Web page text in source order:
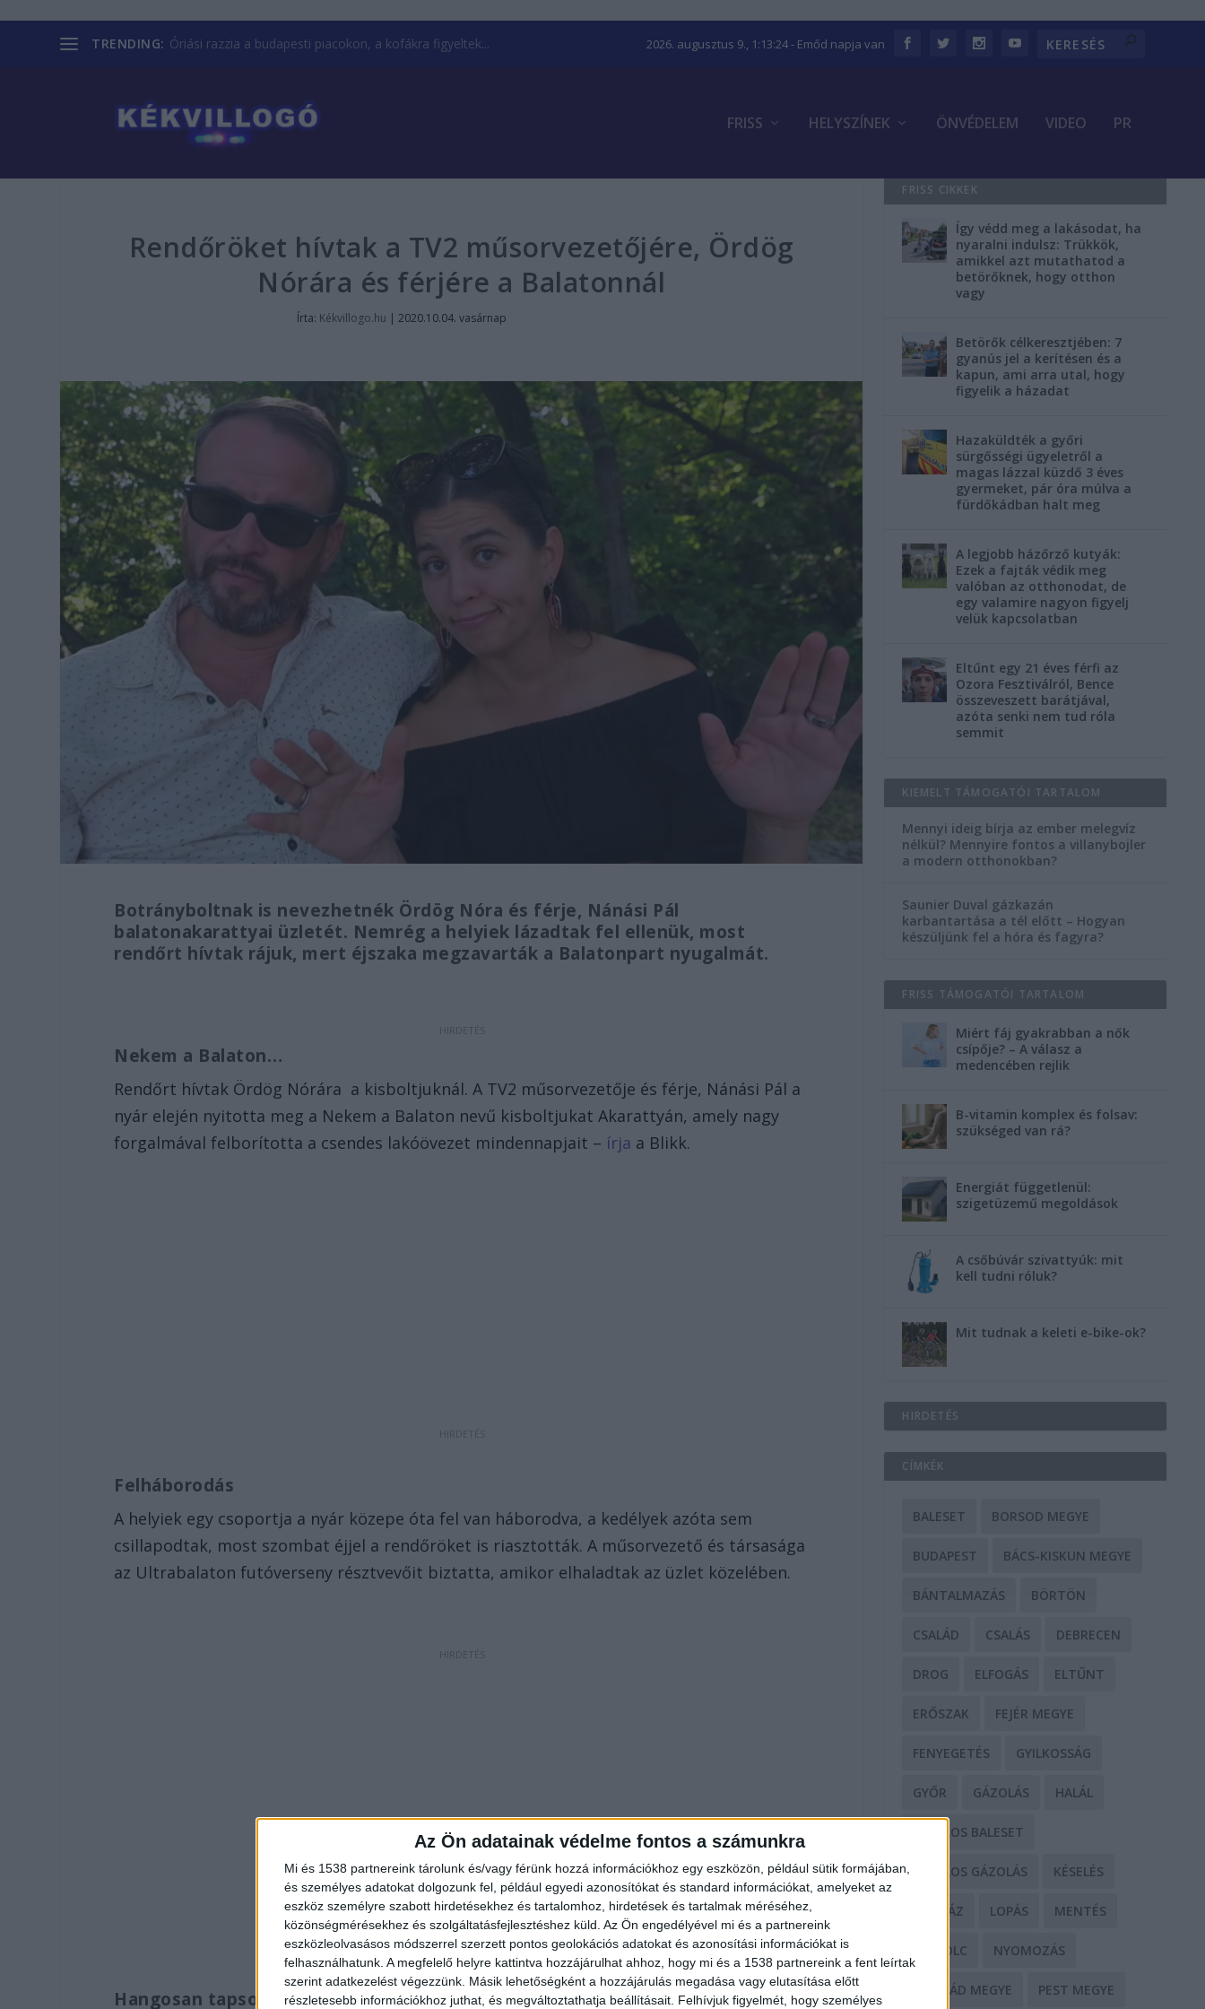
Az Ön adatainak védelme fontos a számunkra
Mi és 1538 partnereink tárolunk és/vagy férünk hozzá információkhoz egy eszközön, például sütik formájában,
és személyes adatokat dolgozunk fel, például egyedi azonosítókat és standard információkat, amelyeket az
eszköz személyre szabott hirdetésekhez és tartalomhoz, hirdetések és tartalmak méréséhez,
közönségmérésekhez és szolgáltatásfejlesztéshez küld. Az Ön engedélyével mi és a partnereink
eszközleolvasásos módszerrel szerzett pontos geolokációs adatokat és azonosítási információkat is
felhasználhatunk. A megfelelő helyre kattintva hozzájárulhat ahhoz, hogy mi és a 1538 partnereink a fent leírtak
szerint adatkezelést végezzünk. Másik lehetőségként a hozzájárulás megadása vagy elutasítása előtt
részletesebb információkhoz juthat, és megváltoztathatja beállításait. Felhívjuk figyelmét, hogy személyes
TRENDING: Óriási razzia a budapesti piacokon, a kofákra figyeltek... 2026. augusztus 9., 1:13:25- Emőd napja van
FRISS HELYSZÍNEK ÖNVÉDELEM VIDEO PR
Rendőröket hívtak a TV2 műsorvezetőjére, Ördög
Nórára és férjére a Balatonnál
Írta: Kékvillogo.hu |2020.10.04. vasárnap
Botrányboltnak is nevezhetnék Ördög Nóra és férje, Nánási Pál
balatonakarattyai üzletét. Nemrég a helyiek lázadtak fel ellenük, most
rendőrt hívtak rájuk, mert éjszaka megzavarták a Balatonpart nyugalmát.
Nekem a Balaton…
Rendőrt hívtak Ördög Nórára a kisboltjuknál. A TV2 műsorvezetője és férje, Nánási Pál a
nyár elején nyitotta meg a Nekem a Balaton nevű kisboltjukat Akarattyán, amely nagy
forgalmával felborította a csendes lakóövezet mindennapjait – írja a Blikk.
Felháborodás
A helyiek egy csoportja a nyár közepe óta fel van háborodva, a kedélyek azóta sem
csillapodtak, most szombat éjjel a rendőröket is riasztották. A műsorvezető és társasága
az Ultrabalaton futóverseny résztvevőit biztatta, amikor elhaladtak az üzlet közelében.
Hangosan tapsoltak
FRISS CIKKEK
Így védd meg a lakásodat, ha
nyaralni indulsz: Trükkök,
amikkel azt mutathatod a
betörőknek, hogy otthon
vagy
Betörők célkeresztjében: 7
gyanús jel a kerítésen és a
kapun, ami arra utal, hogy
figyelik a házadat
Hazaküldték a győri
sürgősségi ügyeletről a
magas lázzal küzdő 3 éves
gyermeket, pár óra múlva a
fürdőkádban halt meg
A legjobb házőrző kutyák:
Ezek a fajták védik meg
valóban az otthonodat, de
egy valamire nagyon figyelj
velük kapcsolatban
Eltűnt egy 21 éves férfi az
Ozora Fesztiválról, Bence
összeveszett barátjával,
azóta senki nem tud róla
semmit
KIEMELT TÁMOGATÓI TARTALOM
Mennyi ideig bírja az ember melegvíz
nélkül? Mennyire fontos a villanybojler
a modern otthonokban?
Saunier Duval gázkazán
karbantartása a tél előtt – Hogyan
készüljünk fel a hóra és fagyra?
FRISS TÁMOGATÓI TARTALOM
Miért fáj gyakrabban a nők
csípője? – A válasz a
medencében rejlik
B-vitamin komplex és folsav:
szükséged van rá?
Energiát függetlenül:
szigetüzemű megoldások
A csőbúvár szivattyúk: mit
kell tudni róluk?
Mit tudnak a keleti e-bike-ok?
HIRDETÉS
CÍMKÉK
BALESET BORSOD MEGYE
BUDAPEST BÁCS-KISKUN MEGYE
BÁNTALMAZÁS BÖRTÖN
CSALÁD CSALÁS DEBRECEN
DROG ELFOGÁS ELTŰNT
ERŐSZAK FEJÉR MEGYE
FENYEGETÉS GYILKOSSÁG
GYŐR GÁZOLÁS HALÁL
HALÁLOS BALESET
HALÁLOS GÁZOLÁS KÉSELÉS
KÓRHÁZ LOPÁS MENTÉS
MISKOLC NYOMOZÁS
NÓGRÁD MEGYE PEST MEGYE